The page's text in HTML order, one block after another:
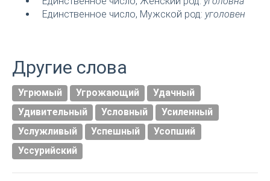
Единственное число, Мужской род: уголовен
Другие слова
Угрюмый Угрожающий
Удачный
Удивительный
Условный
Усиленный
Услужливый
Успешный
Усопший
Уссурийский